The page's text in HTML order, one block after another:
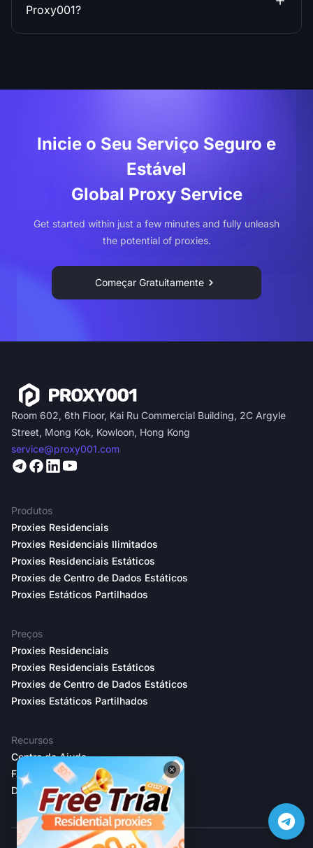
Proxy001?
Inicie o Seu Serviço Seguro e
Estável
Global Proxy Service
Get started within just a few minutes and fully unleash
the potential of proxies.
Começar Gratuitamente
Room 602, 6th Floor, Kai Ru Commercial Building, 2C Argyle
Street, Mong Kok, Kowloon, Hong Kong
service@proxy001.com
Produtos
Proxies Residenciais
Proxies Residenciais Ilimitados
Proxies Residenciais Estáticos
Proxies de Centro de Dados Estáticos
Proxies Estáticos Partilhados
Preços
Proxies Residenciais
Proxies Residenciais Estáticos
Proxies de Centro de Dados Estáticos
Proxies Estáticos Partilhados
Recursos
Centro de Ajuda
FAQs
Documentação para Programadores